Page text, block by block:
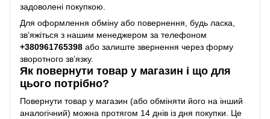
задоволені покупкою.
Для оформлення обміну або повернення, будь ласка,
зв’яжіться з нашим менеджером за телефоном
+380961765398 або залиште звернення через форму
зворотного зв’язку.
Як повернути товар у магазин і що для
цього потрібно?
Повернути товар у магазин (або обміняти його на інший
аналогічний) можна протягом 14 днів із дня покупки. Це